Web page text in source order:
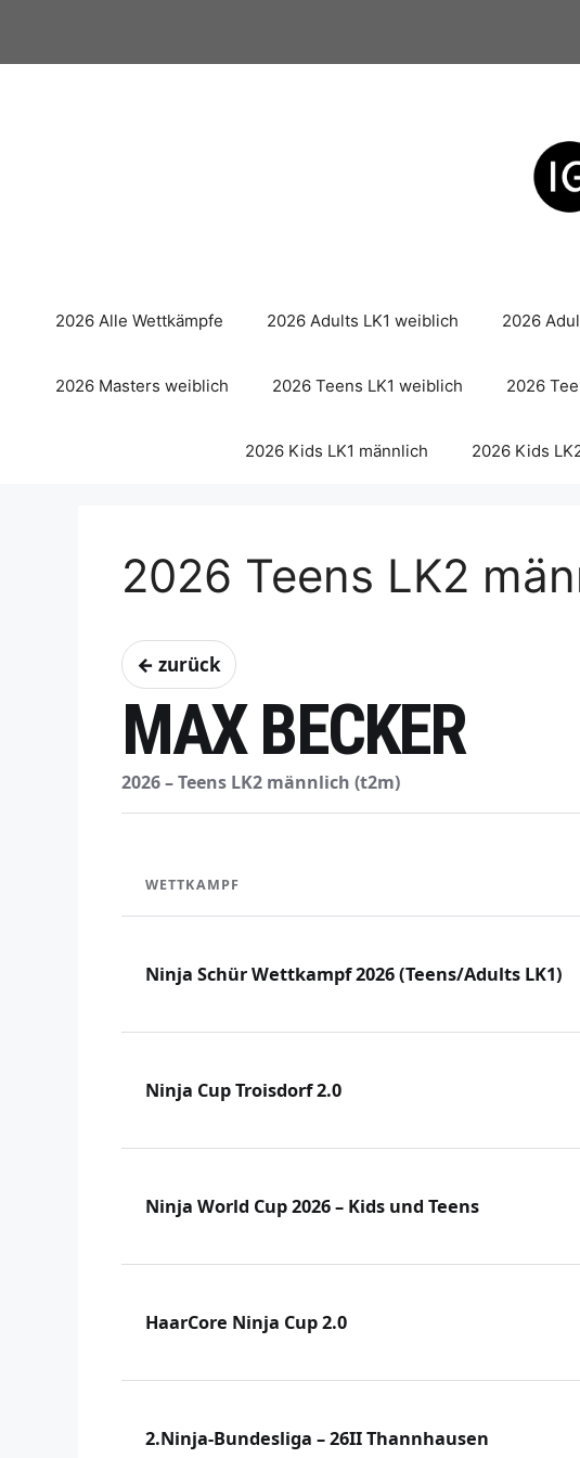
springen
2026 Alle Wettkämpfe 2026 Adults LK1 weiblich 2026
2026 Masters weiblich 2026 Teens LK1 weiblich 2026
2026 Kids LK1 männlich 2026 Kids
2026 Teens LK2
← zurück
MAX BECKER
2026 – Teens LK2 männlich (t2m)
WETTKAMPF
Ninja Schür Wettkampf 2026 (Teens/Adults LK1)
Ninja Cup Troisdorf 2.0
Ninja World Cup 2026 – Kids und Teens
HaarCore Ninja Cup 2.0
2.Ninja-Bundesliga – 26II Thannhausen